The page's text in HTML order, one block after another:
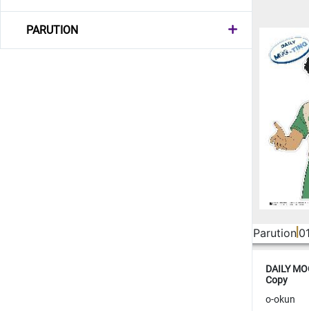
PARUTION
Parution
DAILY
Copy
o-okun